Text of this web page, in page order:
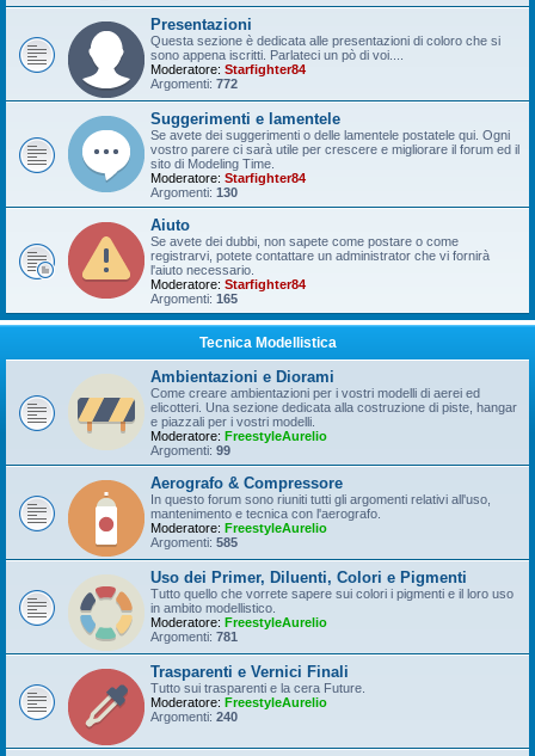
Presentazioni
Questa sezione è dedicata alle presentazioni di coloro che si
sono appena iscritti. Parlateci un pò di voi....
Moderatore: Starfighter84
Argomenti: 772
Suggerimenti e lamentele
Se avete dei suggerimenti o delle lamentele postatele qui. Ogni
vostro parere ci sarà utile per crescere e migliorare il forum ed il
sito di Modeling Time.
Moderatore: Starfighter84
Argomenti: 130
Aiuto
Se avete dei dubbi, non sapete come postare o come
registrarvi, potete contattare un administrator che vi fornirà
l'aiuto necessario.
Moderatore: Starfighter84
Argomenti: 165
Tecnica Modellistica
Ambientazioni e Diorami
Come creare ambientazioni per i vostri modelli di aerei ed
elicotteri. Una sezione dedicata alla costruzione di piste, hangar
e piazzali per i vostri modelli.
Moderatore: FreestyleAurelio
Argomenti: 99
Aerografo & Compressore
In questo forum sono riuniti tutti gli argomenti relativi all'uso,
mantenimento e tecnica con l'aerografo.
Moderatore: FreestyleAurelio
Argomenti: 585
Uso dei Primer, Diluenti, Colori e Pigmenti
Tutto quello che vorrete sapere sui colori i pigmenti e il loro uso
in ambito modellistico.
Moderatore: FreestyleAurelio
Argomenti: 781
Trasparenti e Vernici Finali
Tutto sui trasparenti e la cera Future.
Moderatore: FreestyleAurelio
Argomenti: 240